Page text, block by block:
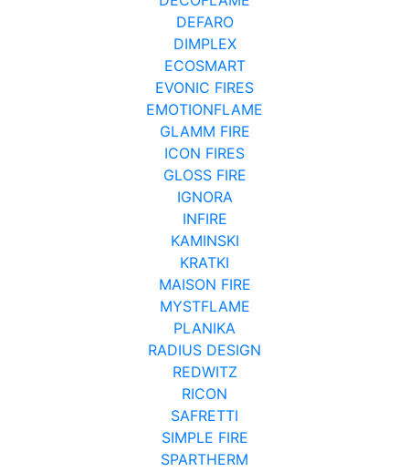
DEFARO
DIMPLEX
ECOSMART
EVONIC FIRES
EMOTIONFLAME
GLAMM FIRE
ICON FIRES
GLOSS FIRE
IGNORA
INFIRE
KAMINSKI
KRATKI
MAISON FIRE
MYSTFLAME
PLANIKA
RADIUS DESIGN
REDWITZ
RICON
SAFRETTI
SIMPLE FIRE
SPARTHERM